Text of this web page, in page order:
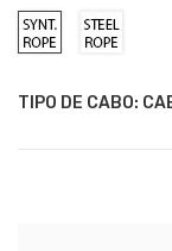
TIPO DE CABO:
Cabo
Sintético